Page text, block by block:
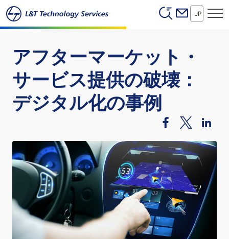
本文へスキップ Header
JP
アフターマーケット・
サービス提供の破壊：
デジタル化の事例